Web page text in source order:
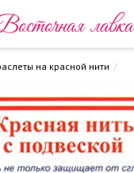
лавка
на красной нити